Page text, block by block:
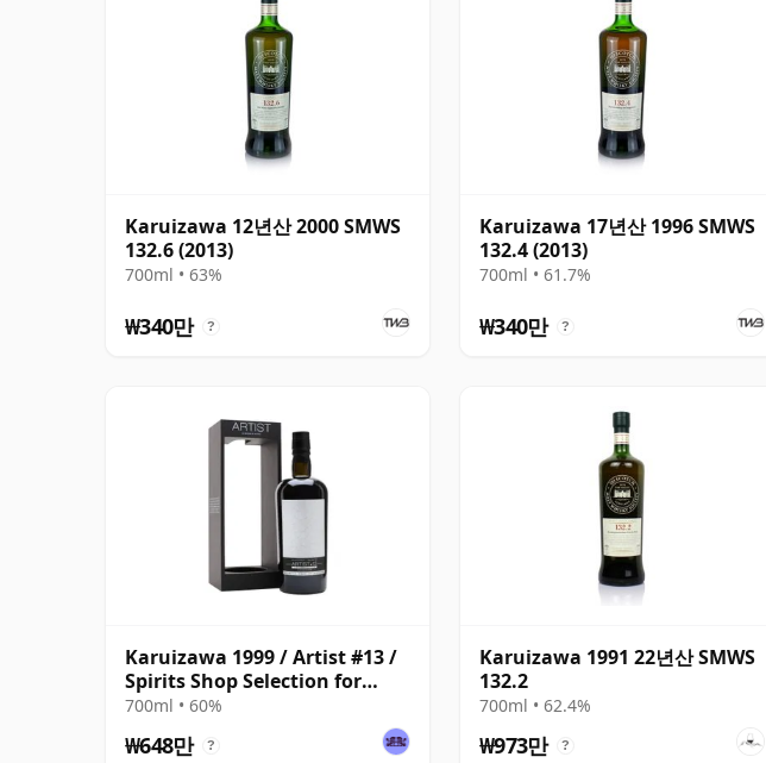
Karuizawa 12년산 2000 SMWS
132.6 (2013)
700ml • 63%
₩340만 ?
Karuizawa 17년산 1996 SMWS
132.4 (2013)
700ml • 61.7%
₩340만 ?
Karuizawa 1999 / Artist #13 /
Spirits Shop Selection for
LMDW
700ml • 60%
₩648만 ?
Karuizawa 1991 22년산 SMWS
132.2
700ml • 62.4%
₩973만 ?